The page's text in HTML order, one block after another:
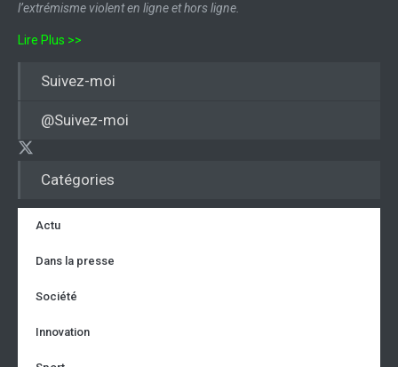
Catégories
Actu
Dans la presse
Société
Innovation
l’extrémisme violent en ligne et hors ligne.
Lire Plus >>
Suivez-moi
@Suivez-moi